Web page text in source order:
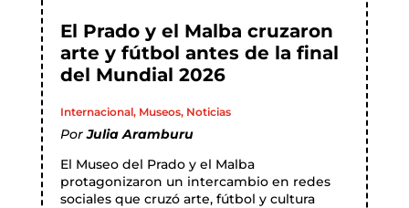
El Prado y el Malba cruzaron
arte y fútbol antes de la final
del Mundial 2026
Internacional, Museos, Noticias
PorJulia Aramburu
El Museo del Prado y el Malba
protagonizaron un intercambio en redes
sociales que cruzó arte, fútbol y cultura